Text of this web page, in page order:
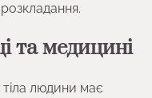
та медицині
людини має